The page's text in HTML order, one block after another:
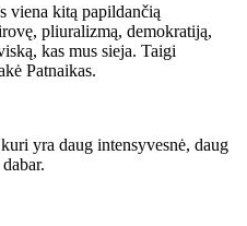
viena kitą papildančią
pliuralizmą, demokratiją,
kas mus sieja. Taigi
Patnaikas.
yra daug intensyvesnė, daug